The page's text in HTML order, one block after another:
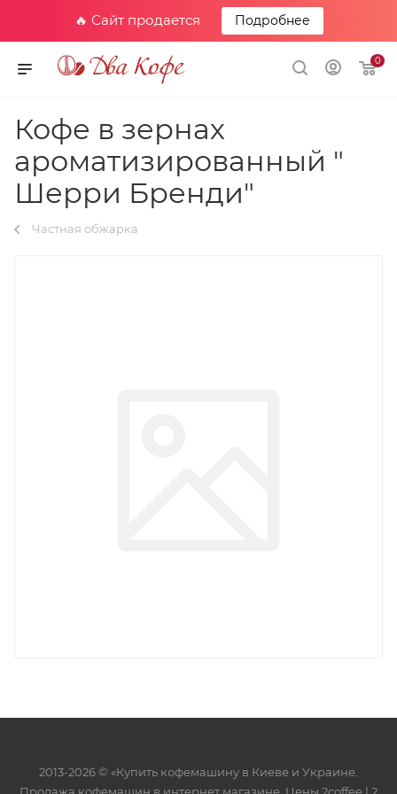
🔥 Сайт продается Подробнее
0
Кофе в зернах
ароматизированный "
Шерри Бренди"
Частная обжарка
2013-2026 © «Купить кофемашину в Киеве и Украине.